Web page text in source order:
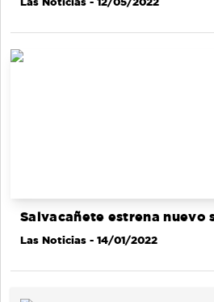
Salvacañete estrena nuevo
Las Noticias - 14/01/2022